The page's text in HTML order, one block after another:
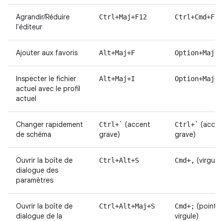
Agrandir/Réduire
l'éditeur
Ctrl+Maj+F12 Ctrl+Cmd+F12
Ajouter aux favoris Alt+Maj+F Option+Maj+F
Inspecter le fichier
actuel avec le profil
actuel
Alt+Maj+I Option+Maj+I
Changer rapidement
de schéma
Ctrl+` (accent
grave)
Ctrl+`
grave)
Ouvrir la boîte de
dialogue des
paramètres
Ctrl+Alt+S Cmd+, (virgule)
Ouvrir la boîte de
dialogue de la
Ctrl+Alt+Maj+S Cmd+; (point-
virgule)